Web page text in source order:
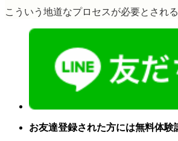
こういう地道なプロセスが必要とされる
お友達登録された方には無料体